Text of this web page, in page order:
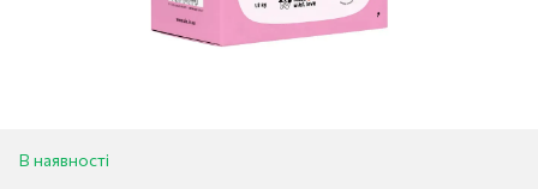
В наявності